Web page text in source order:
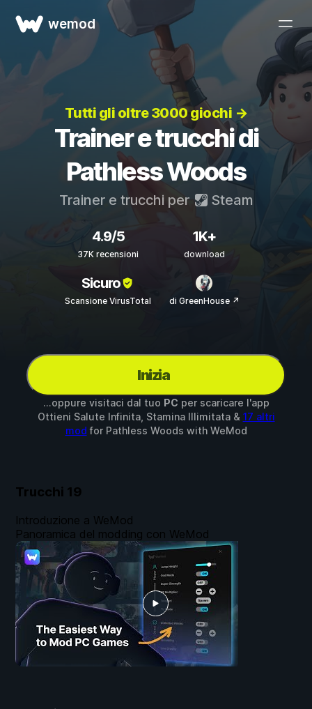
wemod
Tutti gli oltre 3000 giochi →
Trainer e trucchi di
Pathless Woods
Trainer e trucchi per Steam
4.9/5
37K recensioni
1K+
download
Sicuro
Scansione VirusTotal di GreenHouse ↗
Inizia
...oppure visitaci dal tuo PC per scaricare l'app
Ottieni Salute Infinita, Stamina Illimitata & 17 altri
mod for Pathless Woods with WeMod
Trucchi 19
Introduzione a WeMod
Panoramica del modding con WeMod